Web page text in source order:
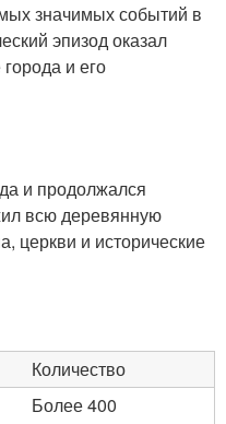
значимых событий в
эпизод оказал
и его
и продолжался
всю деревянную
церкви и исторические
Количество
Более 400